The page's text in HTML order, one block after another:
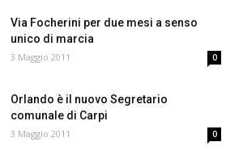
Via Focherini per due mesi a senso
unico di marcia
3 Maggio 2011 0
Orlando è il nuovo Segretario
comunale di Carpi
3 Maggio 2011 0